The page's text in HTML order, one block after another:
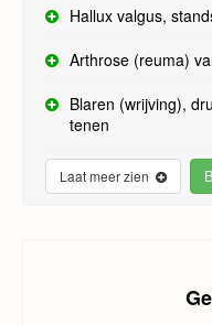
Hallux valgus,
Arthrose (reuma)
Blaren (wrijving),
tenen
Laat meer zien